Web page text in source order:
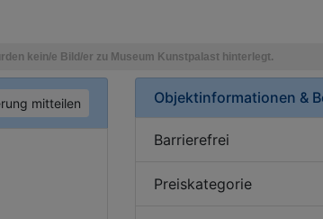
mitteilen Objektinformationen &
Barrierefrei
Preiskategorie